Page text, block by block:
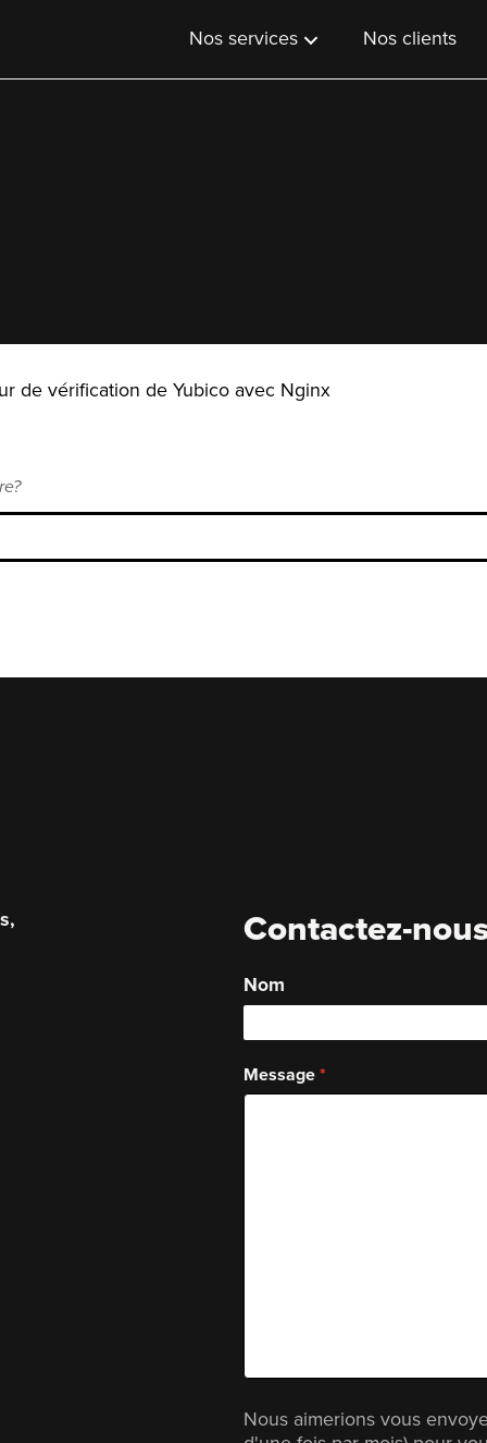
Nos services Nos clients
de vérification de Yubico avec Nginx
Contactez-
Nom
Message
Nous aimerions vous